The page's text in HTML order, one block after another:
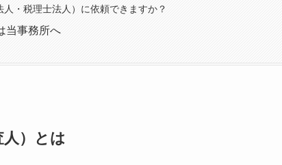
・税理士法人）に依頼できますか？
当事務所へ
）とは